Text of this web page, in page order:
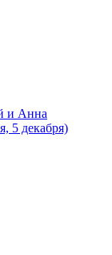
и Анна
5 декабря)